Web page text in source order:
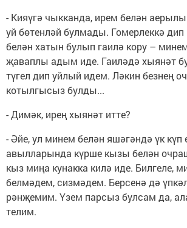
- Кияүгә чыкканда, ирем белән
уй бөтенләй булмады. Гомерлеккә
белән хатын булып гаилә кору –
җаваплы адым иде. Гаиләдә хыянәт
түгел дип уйлый идем. Ләкин безнең
котылгысыз булды...
- Димәк, ирең хыянәт итте?
- Әйе, ул минем белән яшәгәндә үк күп
авылларында күрше кызы белән
кыз миңа кунакка килә иде. Билгеле,
белмәдем, сизмәдем. Берсенә дә
рәнҗемим. Үзем парсыз булсам да,
телим.